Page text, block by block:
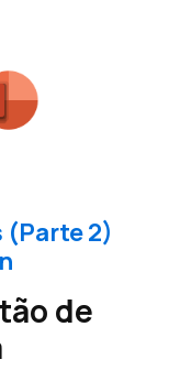
(Parte 2)
de